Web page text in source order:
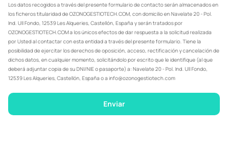
Los datos recogidos a través del presente formulario de contacto serán almacenados en
los ficheros titularidad de OZONOGESTIOTECH.COM, con domicilio en Navelate 20 - Pol.
Ind. Ull Fondo, 12539 Les Alqueries, Castellón, España y serán tratados por
OZONOGESTIOTECH.COM a los únicos efectos de dar respuesta a la solicitud realizada
por Usted al contactar con esta entidad a través del presente formulario. Tiene la
posibilidad de ejercitar los derechos de oposición, acceso, rectificación y cancelación de
dichos datos, en cualquier momento, solicitándolo por escrito que le identifique (al que
deberá adjuntar copia de su DNI/NIE o pasaporte) a: Navelate 20 - Pol. Ind. Ull Fondo,
12539 Les Alqueries, Castellón, España o a info@ozonogestiotech.com
Enviar